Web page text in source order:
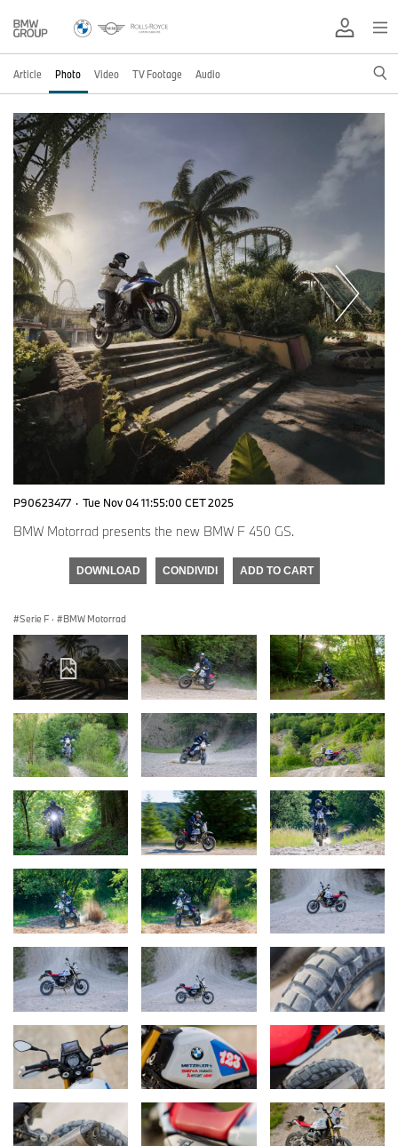
Article Photo Video TV Footage Audio
P90623477 · Tue Nov 04 11:55:00 CET 2025
BMW Motorrad presents the new BMW F 450 GS.
DOWNLOAD CONDIVIDI ADD TO CART
Serie F · BMW Motorrad